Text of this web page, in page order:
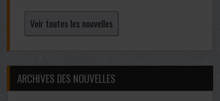
Voir toutes les nouvelles
ARCHIVES DES NOUVELLES